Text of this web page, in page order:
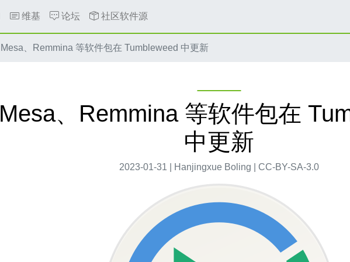
维基 论坛 社区软件源
Mesa、Remmina 等软件包在 Tumbleweed 中更新
Mesa、Remmina 等软件包在
中更新
2023-01-31 | Hanjingxue Boling | CC-BY-SA-3.0